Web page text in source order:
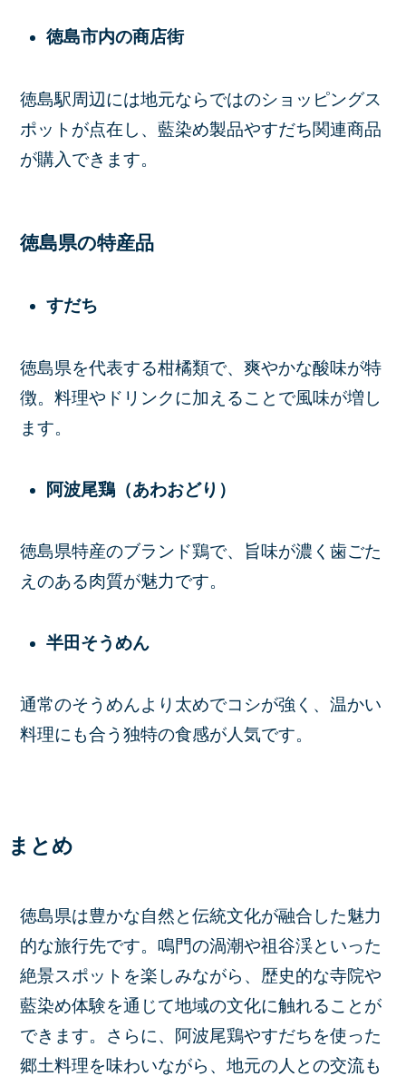
徳島市内の商店街
徳島駅周辺には地元ならではのショッピングス
ポットが点在し、藍染め製品やすだち関連商品
が購入できます。
徳島県の特産品
すだち
徳島県を代表する柑橘類で、爽やかな酸味が特
徴。料理やドリンクに加えることで風味が増し
ます。
阿波尾鶏（あわおどり）
徳島県特産のブランド鶏で、旨味が濃く歯ごた
えのある肉質が魅力です。
半田そうめん
通常のそうめんより太めでコシが強く、温かい
料理にも合う独特の食感が人気です。
まとめ
徳島県は豊かな自然と伝統文化が融合した魅力
的な旅行先です。鳴門の渦潮や祖谷渓といった
絶景スポットを楽しみながら、歴史的な寺院や
藍染め体験を通じて地域の文化に触れることが
できます。さらに、阿波尾鶏やすだちを使った
郷土料理を味わいながら、地元の人との交流も